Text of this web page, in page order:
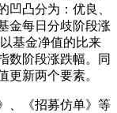
凹凸分为：优良、
金每日分歧阶段涨
基金净值的比来
数阶段涨跌幅。同
更新两个要素。
《招募仿单》等